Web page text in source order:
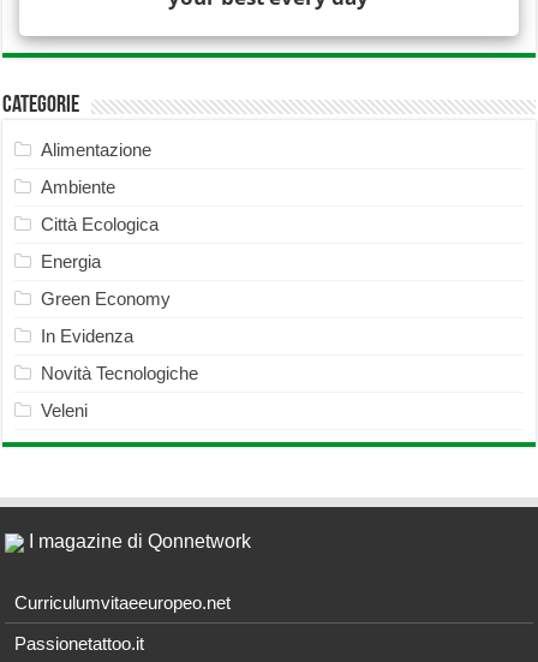
Categorie
Alimentazione
Ambiente
Città Ecologica
Energia
Green Economy
In Evidenza
Novità Tecnologiche
Veleni
I magazine di Qonnetwork
Curriculumvitaeeuropeo.net
Passionetattoo.it